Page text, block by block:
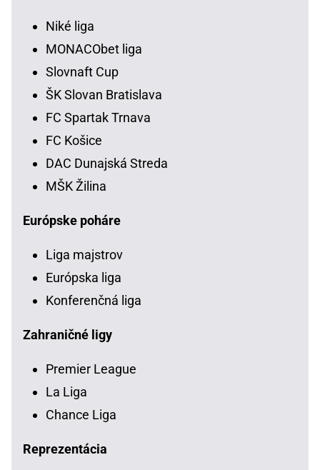
Niké liga
MONACObet liga
Slovnaft Cup
ŠK Slovan Bratislava
FC Spartak Trnava
FC Košice
DAC Dunajská Streda
MŠK Žilina
Európske poháre
Liga majstrov
Európska liga
Konferenčná liga
Zahraničné ligy
Premier League
La Liga
Chance Liga
Reprezentácia